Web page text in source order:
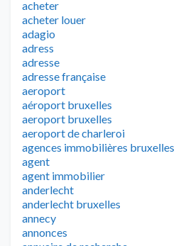
acheter
acheter louer
adagio
adress
adresse
adresse française
aeroport
aéroport bruxelles
aeroport bruxelles
aeroport de charleroi
agences immobilières bruxelles
agent
agent immobilier
anderlecht
anderlecht bruxelles
annecy
annonces